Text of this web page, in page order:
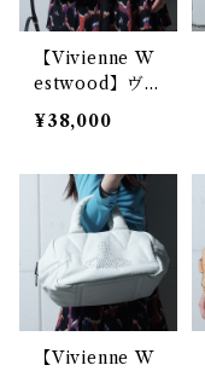
【Vivienne W
estwood】ヴ
ストウッド EX
Y カウレザーシ
ョルダーバッグ
black
¥38,000
【Vivienne W